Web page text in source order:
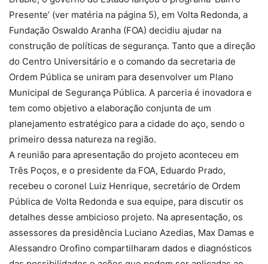
Presente’ (ver matéria na página 5), em Volta Redonda, a
Fundação Oswaldo Aranha (FOA) decidiu ajudar na
construção de políticas de segurança. Tanto que a direção
do Centro Universitário e o comando da secretaria de
Ordem Pública se uniram para desenvolver um Plano
Municipal de Segurança Pública. A parceria é inovadora e
tem como objetivo a elaboração conjunta de um
planejamento estratégico para a cidade do aço, sendo o
primeiro dessa natureza na região.
A reunião para apresentação do projeto aconteceu em
Três Poços, e o presidente da FOA, Eduardo Prado,
recebeu o coronel Luiz Henrique, secretário de Ordem
Pública de Volta Redonda e sua equipe, para discutir os
detalhes desse ambicioso projeto. Na apresentação, os
assessores da presidência Luciano Azedias, Max Damas e
Alessandro Orofino compartilharam dados e diagnósticos